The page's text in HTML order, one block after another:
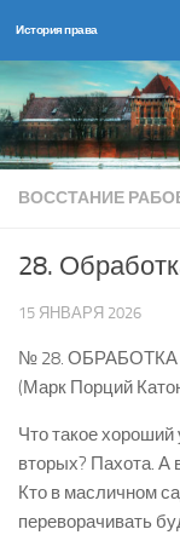
Перейти к
История права
ВОССТАНИЕ
28.
15 ЯНВАРЯ 2026
№ 28.
(Марк Порций
Что такое
вторых? Пахота. А
Кто в масличном
переворачивать